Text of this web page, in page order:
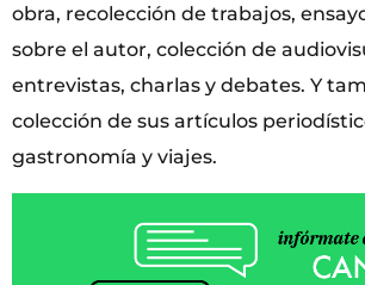
obra, recolección de trabajos,
sobre el autor, colección de
entrevistas, charlas y debates. Y
colección de sus artículos
gastronomía y viajes.